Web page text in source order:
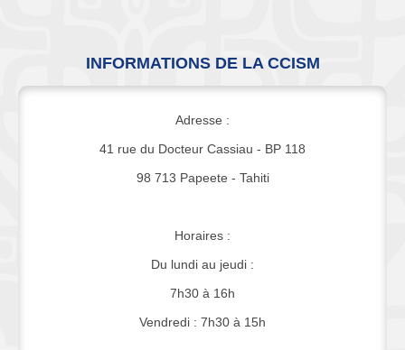
INFORMATIONS DE LA CCISM
Adresse :
41 rue du Docteur Cassiau - BP 118
98 713 Papeete - Tahiti
Horaires :
Du lundi au jeudi :
7h30 à 16h
Vendredi : 7h30 à 15h